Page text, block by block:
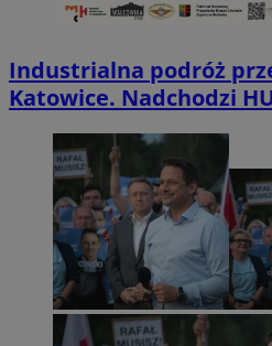
Industrialna podróż
Katowice. Nadchodzi